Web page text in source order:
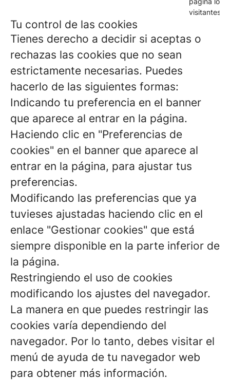
visitantes.
Tu control de las cookies
Tienes derecho a decidir si aceptas o
rechazas las cookies que no sean
estrictamente necesarias. Puedes
hacerlo de las siguientes formas:
Indicando tu preferencia en el banner
que aparece al entrar en la página.
Haciendo clic en "Preferencias de
cookies" en el banner que aparece al
entrar en la página, para ajustar tus
preferencias.
Modificando las preferencias que ya
tuvieses ajustadas haciendo clic en el
enlace "Gestionar cookies" que está
siempre disponible en la parte inferior de
la página.
Restringiendo el uso de cookies
modificando los ajustes del navegador.
La manera en que puedes restringir las
cookies varía dependiendo del
navegador. Por lo tanto, debes visitar el
menú de ayuda de tu navegador web
para obtener más información.